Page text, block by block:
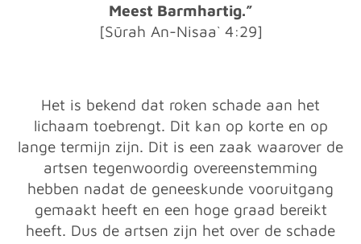
Meest Barmhartig.”
[Sūrah An-Nisaa` 4:29]
Het is bekend dat roken schade aan het
lichaam toebrengt. Dit kan op korte en op
lange termijn zijn. Dit is een zaak waarover de
artsen tegenwoordig overeenstemming
hebben nadat de geneeskunde vooruitgang
gemaakt heeft en een hoge graad bereikt
heeft. Dus de artsen zijn het over de schade